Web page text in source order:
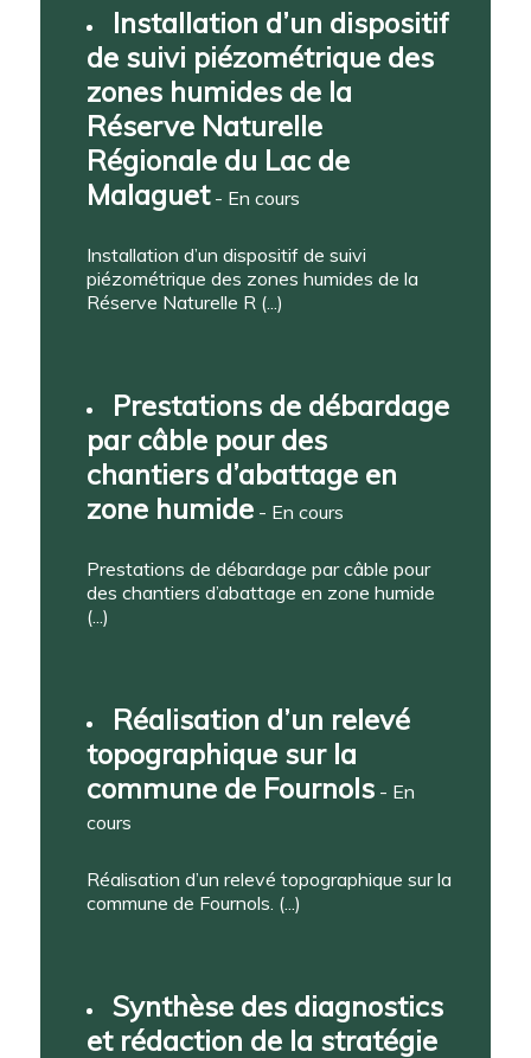
Installation d’un dispositif
de suivi piézométrique des
zones humides de la
Réserve Naturelle
Régionale du Lac de
Malaguet- En cours
Installation d’un dispositif de suivi
piézométrique des zones humides de la
Réserve Naturelle R (...)
Prestations de débardage
par câble pour des
chantiers d’abattage en
zone humide- En cours
Prestations de débardage par câble pour
des chantiers d’abattage en zone humide
(...)
Réalisation d’un relevé
topographique sur la
commune de Fournols- En
cours
Réalisation d’un relevé topographique sur la
commune de Fournols. (...)
Synthèse des diagnostics
et rédaction de la stratégie